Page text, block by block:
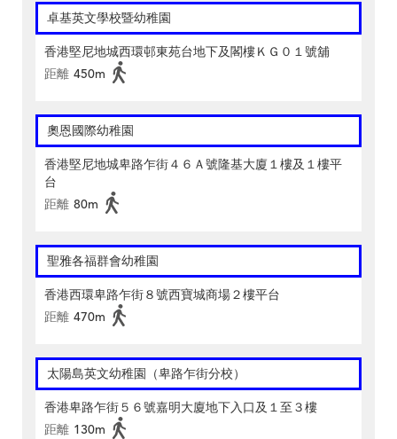
卓基英文學校暨幼稚園
香港堅尼地城西環邨東苑台地下及閣樓ＫＧ０１號舖
距離 450m
奧恩國際幼稚園
香港堅尼地城卑路乍街４６Ａ號隆基大廈１樓及１樓平
台
距離 80m
聖雅各福群會幼稚園
香港西環卑路乍街８號西寶城商場２樓平台
距離 470m
太陽島英文幼稚園（卑路乍街分校）
香港卑路乍街５６號嘉明大廈地下入口及１至３樓
距離 130m